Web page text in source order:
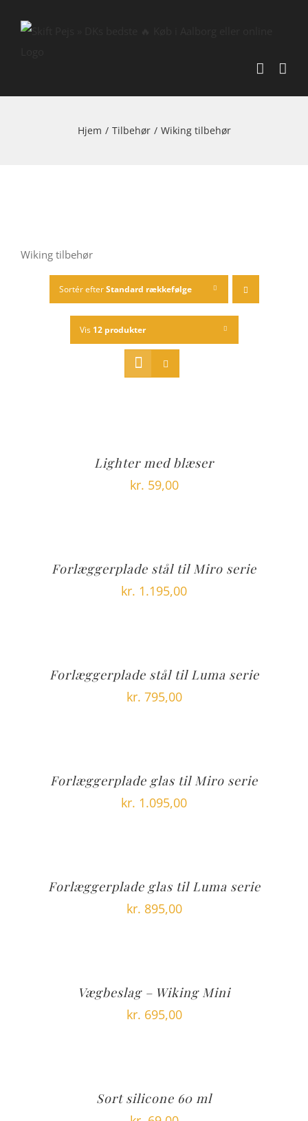
Hjem / Tilbehør / Wiking tilbehør
Wiking tilbehør
Sortér efterStandard rækkefølge
Vis 12 produkter
Lighter med blæser
kr. 59,00
Forlæggerplade stål til Miro serie
kr. 1.195,00
Forlæggerplade stål til Luma serie
kr. 795,00
Forlæggerplade glas til Miro serie
kr. 1.095,00
Forlæggerplade glas til Luma serie
kr. 895,00
Vægbeslag – Wiking Mini
kr. 695,00
Sort silicone 60 ml